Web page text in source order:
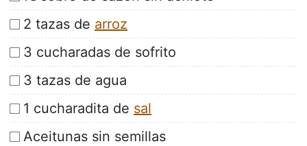
2 tazas de arroz
3 cucharadas de sofrito
3 tazas de agua
1 cucharadita de sal
Aceitunas sin semillas